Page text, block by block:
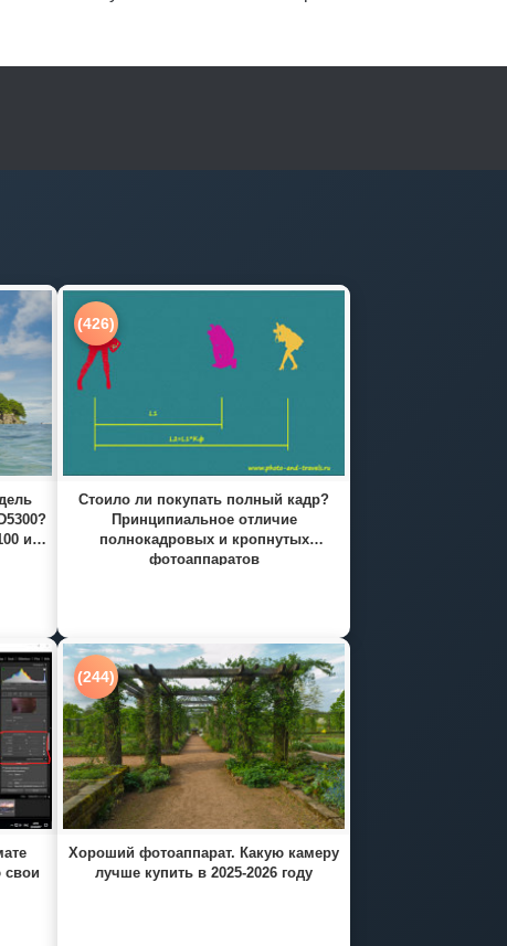
и
(426)
Стоило ли покупать полный кадр?
Принципиальное отличие
полнокадровых и кропнутых
фотоаппаратов
свои
(244)
Хороший фотоаппарат. Какую камеру
лучше купить в 2025-2026 году